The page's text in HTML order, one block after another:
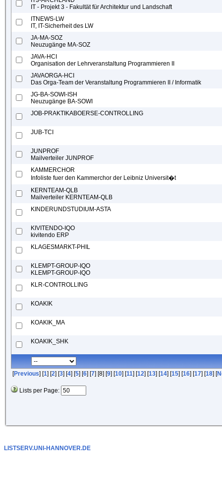
IT - Projekt 3 - Fakultät für Architektur und Landschaft
ITNEWS-LW
IT, IT-Sicherheit des LW
JA-MA-SOZ
Neuzugänge MA-SOZ
JAVA-HCI
Organisation der Lehrveranstaltung Programmieren II
JAVAORGA-HCI
Das Orga-Team der Veranstaltung Programmieren II / Informatik
JG-BA-SOWI-ISH
Neuzugänge BA-SOWI
JOB-PRAKTIKABOERSE-CONTROLLING
JUB-TCI
JUNPROF
Mailverteiler JUNPROF
KAMMERCHOR
Infoliste fuer den Kammerchor der Leibniz Universit�t
KERNTEAM-QLB
Mailverteiler KERNTEAM-QLB
KINDERUNDSTUDIUM-ASTA
KIVITENDO-IQO
kivitendo ERP
KLAGESMARKT-PHIL
KLEMPT-GROUP-IQO
KLEMPT-GROUP-IQO
KLR-CONTROLLING
KOAKIK
KOAKIK_MA
KOAKIK_SHK
[Previous] [1] [2] [3] [4] [5] [6] [7] [8] [9] [10] [11] [12] [13] [14] [15] [16] [17] [18] [
Lists per Page:
LISTSERV.UNI-HANNOVER.DE